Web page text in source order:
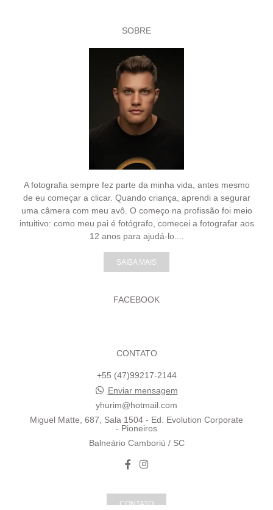
SOBRE
A fotografia sempre fez parte da minha vida, antes mesmo
de eu começar a clicar. Quando criança, aprendi a segurar
uma câmera com meu avô. O começo na profissão foi meio
intuitivo: como meu pai é fotógrafo, comecei a fotografar aos
12 anos para ajudá-lo....
SAIBA MAIS
FACEBOOK
CONTATO
+55 (47)99217-2144
Enviar mensagem
yhurim@hotmail.com
Miguel Matte, 687, Sala 1504 - Ed. Evolution Corporate
- Pioneiros
Balneário Camboriú / SC
CONTATO